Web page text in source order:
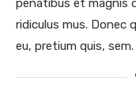
penatibus et magnis
ridiculus mus. Donec
eu, pretium quis, sem.